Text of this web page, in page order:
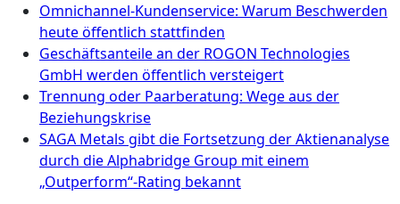
Omnichannel-Kundenservice: Warum Beschwerden
heute öffentlich stattfinden
Geschäftsanteile an der ROGON Technologies
GmbH werden öffentlich versteigert
Trennung oder Paarberatung: Wege aus der
Beziehungskrise
SAGA Metals gibt die Fortsetzung der Aktienanalyse
durch die Alphabridge Group mit einem
„Outperform“-Rating bekannt